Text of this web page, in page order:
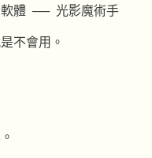
軟體 ── 光影魔術手
不會用。